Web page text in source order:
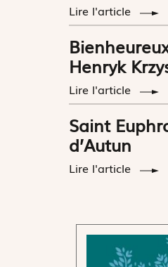
Lire l'article
Henryk
Lire l'article
Saint
d’Autun
Lire l'article